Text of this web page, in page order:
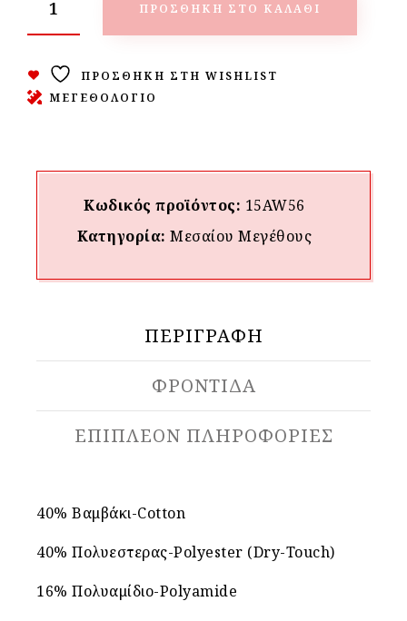
ΠΡΟΣΘΉΚΗ ΣΤΟ ΚΑΛΆΘΙ
ΠΡΟΣΘΉΚΗ ΣΤΗ WISHLIST
ΜΕΓΕΘΟΛΟΓΙΟ
Κωδικός προϊόντος: 15AW56
Κατηγορία:Μεσαίου Mεγέθους
ΠΕΡΙΓΡΑΦΉ
ΦΡΟΝΤΙΔΑ
ΕΠΙΠΛΈΟΝ ΠΛΗΡΟΦΟΡΊΕΣ
40% Βαμβάκι-Cotton
40% Πολυεστερας-Polyester (Dry-Touch)
16% Πολυαμίδιο-Polyamide